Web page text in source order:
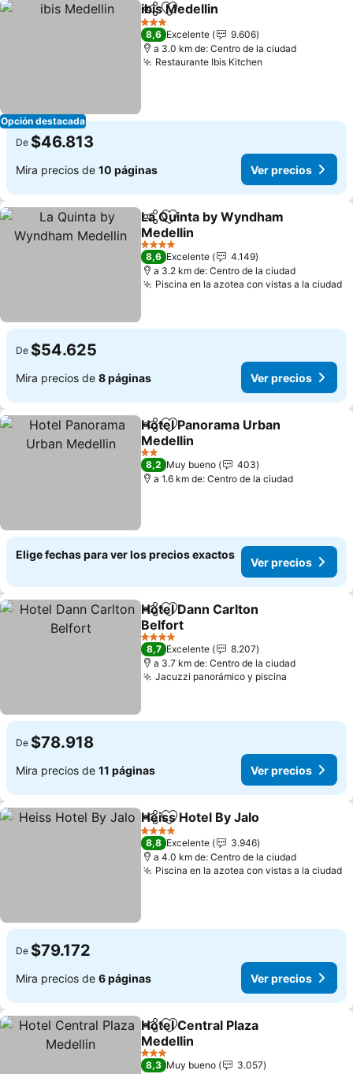
Opción destacada
CompartirAgregar a favoritos
ibis Medellin
3 Estrellas
8,6 Excelente
9.606
a 3.0 km de: Centro de la ciudad
Restaurante Ibis Kitchen
De $46.813
Mira precios de 10 páginas Ver precios
CompartirAgregar a favoritos
La Quinta by Wyndham
Medellin
Ver precios
4 Estrellas
8,6 Excelente
4.149
a 3.2 km de: Centro de la ciudad
Piscina en la azotea con vistas a la ciudad
De $54.625
Mira precios de 8 páginas Ver precios
CompartirAgregar a favoritos
Hotel Panorama Urban
Medellin
Ver precios
2 Estrellas
8,2 Muy bueno
403
a 1.6 km de: Centro de la ciudad
Elige fechas para ver los precios exactos
Ver precios
CompartirAgregar a favoritos
Hotel Dann Carlton
Belfort
Ver precios
4 Estrellas
8,7 Excelente
8.207
a 3.7 km de: Centro de la ciudad
Jacuzzi panorámico y piscina
De $78.918
Mira precios de 11 páginas Ver precios
CompartirAgregar a favoritos
Heiss Hotel By Jalo
4 Estrellas
8,8 Excelente
3.946
a 4.0 km de: Centro de la ciudad
Piscina en la azotea con vistas a la ciudad
De $79.172
Mira precios de 6 páginas Ver precios
CompartirAgregar a favoritos
Hotel Central Plaza
Medellin
Ver precios
3 Estrellas
8,3 Muy bueno
3.057